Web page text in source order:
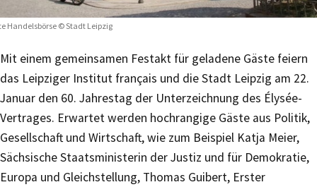
Handelsbörse © Stadt Leipzig
Mit einem gemeinsamen Festakt für geladene Gäste feiern
das Leipziger Institut français und die Stadt Leipzig am 22.
Januar den 60. Jahrestag der Unterzeichnung des Élysée-
Vertrages. Erwartet werden hochrangige Gäste aus Politik,
Gesellschaft und Wirtschaft, wie zum Beispiel Katja Meier,
Sächsische Staatsministerin der Justiz und für Demokratie,
Europa und Gleichstellung, Thomas Guibert, Erster